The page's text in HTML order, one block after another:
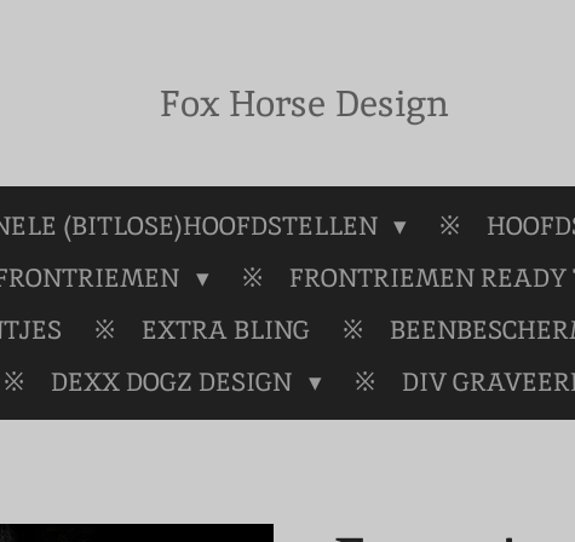
Fox Horse Design
(BITLOSE)HOOFDSTELLEN
FRONTRIEMEN READY
EXTRA BLING
DEXX DOGZ DESIGN DIV